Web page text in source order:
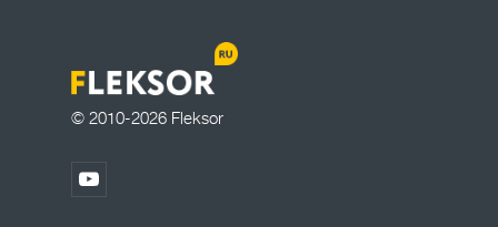
© 2010-2026 Fleksor